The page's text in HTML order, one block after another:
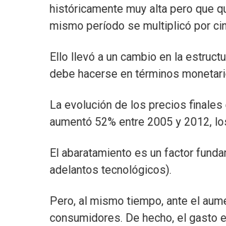
históricamente muy alta pero que
mismo período se multiplicó por
Ello llevó a un cambio en la
debe hacerse en términos
La evolución de los precios
aumentó 52% entre 2005 y 2012,
El abaratamiento es un factor
adelantos tecnológicos).
Pero, al mismo tiempo, ante el
consumidores. De hecho, el gasto